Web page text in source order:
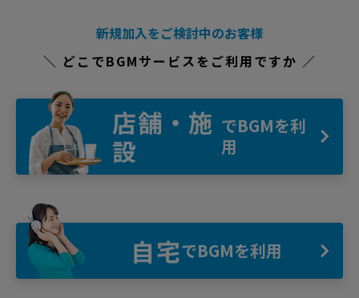
新規加入をご検討中のお客様
＼ どこでBGMサービスをご利用ですか ／
店舗・施
設
でBGMを利
用
自宅でBGMを利用